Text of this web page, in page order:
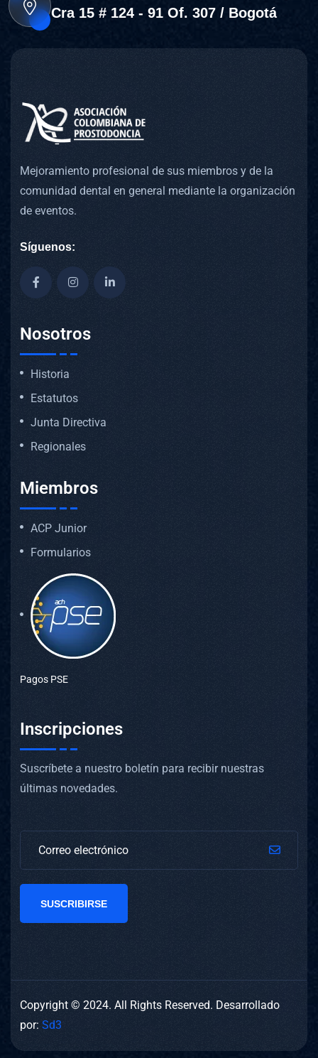
Cra 15 # 124 - 91 Of. 307 / Bogotá
Mejoramiento profesional de sus miembros y de la
comunidad dental en general mediante la organización
de eventos.
Síguenos:
Nosotros
Historia
Estatutos
Junta Directiva
Regionales
Miembros
ACP Junior
Formularios
Pagos PSE
Inscripciones
Suscríbete a nuestro boletín para recibir nuestras
últimas novedades.
SUSCRIBIRSE
Copyright © 2024. All Rights Reserved. Desarrollado
por: Sd3